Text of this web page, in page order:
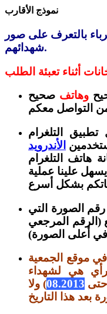
نموذج الأقارب
بالتعرف على صور
شهدائهم.
وهاتف صحيح
الأندرويد
التلغرام
علينا عملية
رقم الصورة التي
(الرقم المرجعي
في أعلى الصورة
في موقع الجمعية
هي لشهداء
حتى 08.2013) ولا